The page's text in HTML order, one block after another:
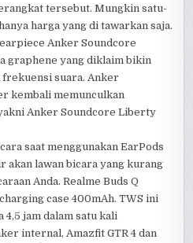
tersebut. Mungkin satu-
harga yang di tawarkan saja.
Anker Soundcore
graphene yang diklaim bikin
suara. Anker
kembali memunculkan
Anker Soundcore Liberty
saat menggunakan EarPods
akan lawan bicara yang kurang
Anda. Realme Buds Q
case 400mAh. TWS ini
jam dalam satu kali
internal, Amazfit GTR 4 dan